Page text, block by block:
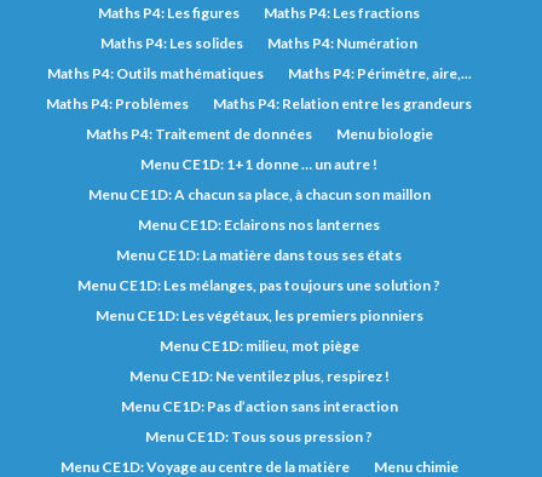
Maths P4: Les figures
Maths P4: Les fractions
Maths P4: Les solides
Maths P4: Numération
Maths P4: Outils mathématiques
Maths P4: Périmètre, aire,...
Maths P4: Problèmes
Maths P4: Relation entre les grandeurs
Maths P4: Traitement de données
Menu biologie
Menu CE1D: 1+1 donne … un autre !
Menu CE1D: A chacun sa place, à chacun son maillon
Menu CE1D: Eclairons nos lanternes
Menu CE1D: La matière dans tous ses états
Menu CE1D: Les mélanges, pas toujours une solution ?
Menu CE1D: Les végétaux, les premiers pionniers
Menu CE1D: milieu, mot piège
Menu CE1D: Ne ventilez plus, respirez !
Menu CE1D: Pas d’action sans interaction
Menu CE1D: Tous sous pression ?
Menu CE1D: Voyage au centre de la matière
Menu chimie